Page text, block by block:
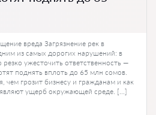
вреда Загрязнение рек в
из самых дорогих нарушений: в
ужесточить ответственность —
поднять вплоть до 65 млн сомов.
чем грозит бизнесу и гражданам и как
ущерб окружающей среде. […]